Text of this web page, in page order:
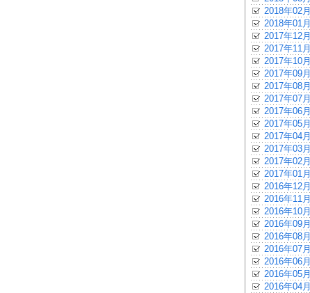
2018年02月
2018年01月
2017年12月
2017年11月
2017年10月
2017年09月
2017年08月
2017年07月
2017年06月
2017年05月
2017年04月
2017年03月
2017年02月
2017年01月
2016年12月
2016年11月
2016年10月
2016年09月
2016年08月
2016年07月
2016年06月
2016年05月
2016年04月